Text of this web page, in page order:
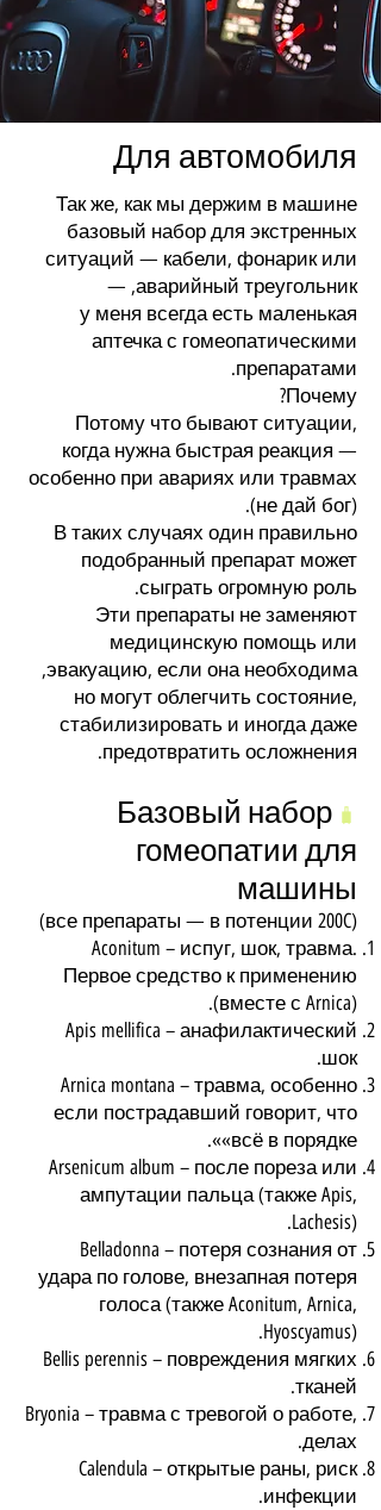
Для автомобиля
Так же, как мы держим в машине
базовый набор для экстренных
ситуаций — кабели, фонарик или
аварийный треугольник, —
у меня всегда есть маленькая
аптечка с гомеопатическими
препаратами.
Почему?
Потому что бывают ситуации,
когда нужна быстрая реакция —
особенно при авариях или травмах
(не дай бог).
В таких случаях один правильно
подобранный препарат может
сыграть огромную роль.
Эти препараты не заменяют
медицинскую помощь или
эвакуацию, если она необходима,
но могут облегчить состояние,
стабилизировать и иногда даже
предотвратить осложнения.
🧳
Базовый набор
гомеопатии для
машины
(все препараты — в потенции 200C)
Aconitum – испуг, шок, травма.
Первое средство к применению
(вместе с Arnica).
Apis mellifica – анафилактический
шок.
Arnica montana – травма, особенно
если пострадавший говорит, что
«всё в порядке».
Arsenicum album – после пореза или
ампутации пальца (также Apis,
Lachesis).
Belladonna – потеря сознания от
удара по голове, внезапная потеря
голоса (также Aconitum, Arnica,
Hyoscyamus).
Bellis perennis – повреждения мягких
тканей.
Bryonia – травма с тревогой о работе,
делах.
Calendula – открытые раны, риск
инфекции.